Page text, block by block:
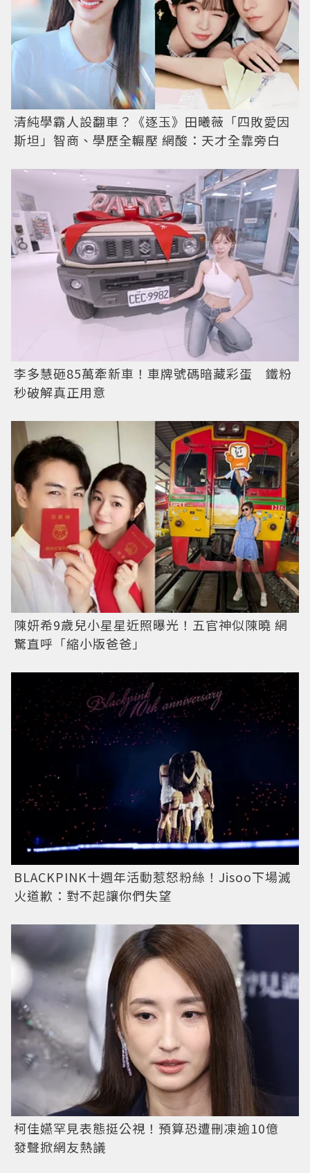
清純學霸人設翻車？《逐玉》田曦薇「四敗愛因
斯坦」智商、學歷全輾壓 網酸：天才全靠旁白
李多慧砸85萬牽新車！車牌號碼暗藏彩蛋 鐵粉
秒破解真正用意
陳妍希9歲兒小星星近照曝光！五官神似陳曉 網
驚直呼「縮小版爸爸」
BLACKPINK十週年活動惹怒粉絲！Jisoo下場滅
火道歉：對不起讓你們失望
柯佳嬿罕見表態挺公視！預算恐遭刪凍逾10億
發聲掀網友熱議